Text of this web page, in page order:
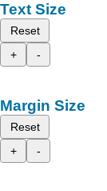
Text Size
Reset
+
-
Margin Size
Reset
+
-